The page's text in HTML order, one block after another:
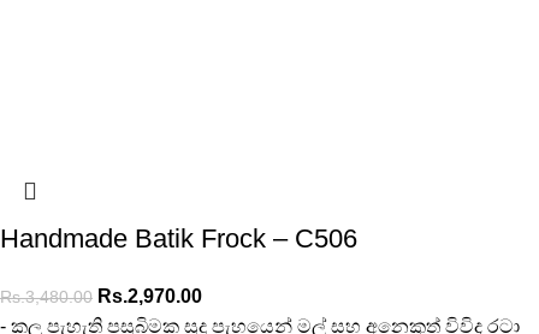
Handmade Batik Frock – C506
Rs.3,480.00 Rs.2,970.00
- කලු පැහැති පසුබිමක සුදු පැහයෙන් මල් සහ අනෙකුත් විවිද රටා